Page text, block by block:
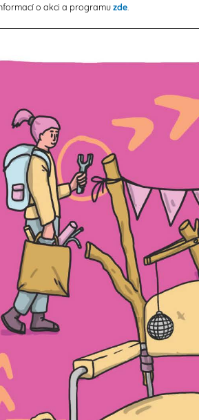
o akci a programuzde